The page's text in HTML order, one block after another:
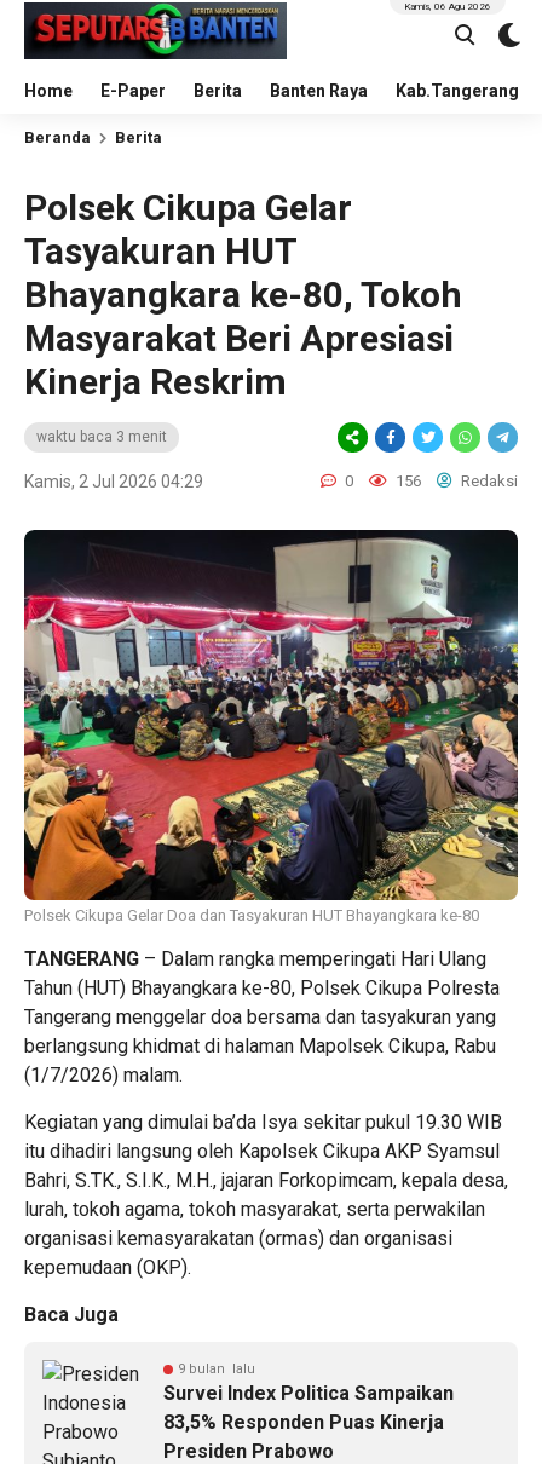
Home E-Paper Berita Banten Raya Kab.Tangerang
Kamis, 06 Agu 2026
Beranda Berita
Polsek Cikupa Gelar
Tasyakuran HUT
Bhayangkara ke-80, Tokoh
Masyarakat Beri Apresiasi
Kinerja Reskrim
waktu baca 3 menit
Kamis, 2 Jul 2026 04:29 0 156 Redaksi
Polsek Cikupa Gelar Doa dan Tasyakuran HUT Bhayangkara ke-80
TANGERANG – Dalam rangka memperingati Hari Ulang
Tahun (HUT) Bhayangkara ke-80, Polsek Cikupa Polresta
Tangerang menggelar doa bersama dan tasyakuran yang
berlangsung khidmat di halaman Mapolsek Cikupa, Rabu
(1/7/2026) malam.
Kegiatan yang dimulai ba’da Isya sekitar pukul 19.30 WIB
itu dihadiri langsung oleh Kapolsek Cikupa AKP Syamsul
Bahri, S.TK., S.I.K., M.H., jajaran Forkopimcam, kepala desa,
lurah, tokoh agama, tokoh masyarakat, serta perwakilan
organisasi kemasyarakatan (ormas) dan organisasi
kepemudaan (OKP).
Baca Juga
9 bulan lalu
Survei Index Politica Sampaikan
83,5% Responden Puas Kinerja
Presiden Prabowo